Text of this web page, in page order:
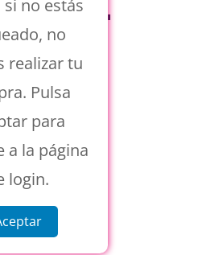
54
Al Carrito
no estás
no
realizar tu
Pulsa
para
a la página
login.